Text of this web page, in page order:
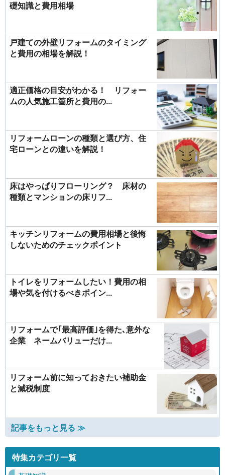
礎知識と費用相場
戸建ての外壁リフォームのタイミング
と費用の相場を解説！
適正価格の目安がわかる！ リフォー
ムの人気施工箇所と費用の...
リフォームローンの種類と選び方、住
宅ローンとの違いを解説！
床はやっぱりフローリング？ 床材の
種類とマンションの床リフ...
キッチンリフォームの費用相場と後悔
しないためのチェックポイント
トイレをリフォームしたい！費用の相
場や気を付けるべきポイン...
リフォームで｢最高評価｣を得た､意外な
企業 ネームバリューだけ...
リフォーム前に知っておきたい補助金
と減税制度
記事をもっと見る ≫
特集カテゴリ一覧